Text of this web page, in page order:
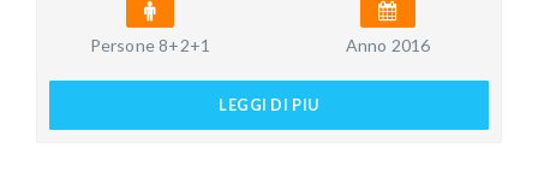
Persone 8+2+1 Anno 2016
LEGGI DI PIU